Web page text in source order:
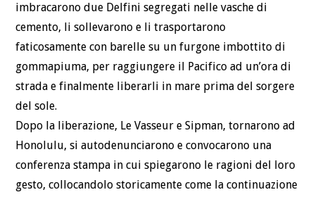
imbracarono due Delfini segregati nelle vasche di
cemento, li sollevarono e li trasportarono
faticosamente con barelle su un furgone imbottito di
gommapiuma, per raggiungere il Pacifico ad un’ora di
strada e finalmente liberarli in mare prima del sorgere
del sole.
Dopo la liberazione, Le Vasseur e Sipman, tornarono ad
Honolulu, si autodenunciarono e convocarono una
conferenza stampa in cui spiegarono le ragioni del loro
gesto, collocandolo storicamente come la continuazione